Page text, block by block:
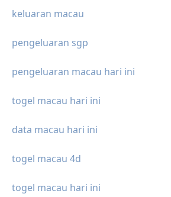
keluaran macau
pengeluaran sgp
pengeluaran macau hari ini
togel macau hari ini
data macau hari ini
togel macau 4d
togel macau hari ini